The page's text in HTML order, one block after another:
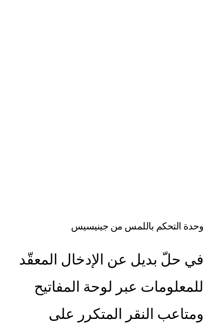
وحدة التحكم باللمس من جينيسيس
في حلّ بديل عن الإدخال المعقّد
للمعلومات عبر لوحة المفاتيح
ومتاعب النقر المتكرر على